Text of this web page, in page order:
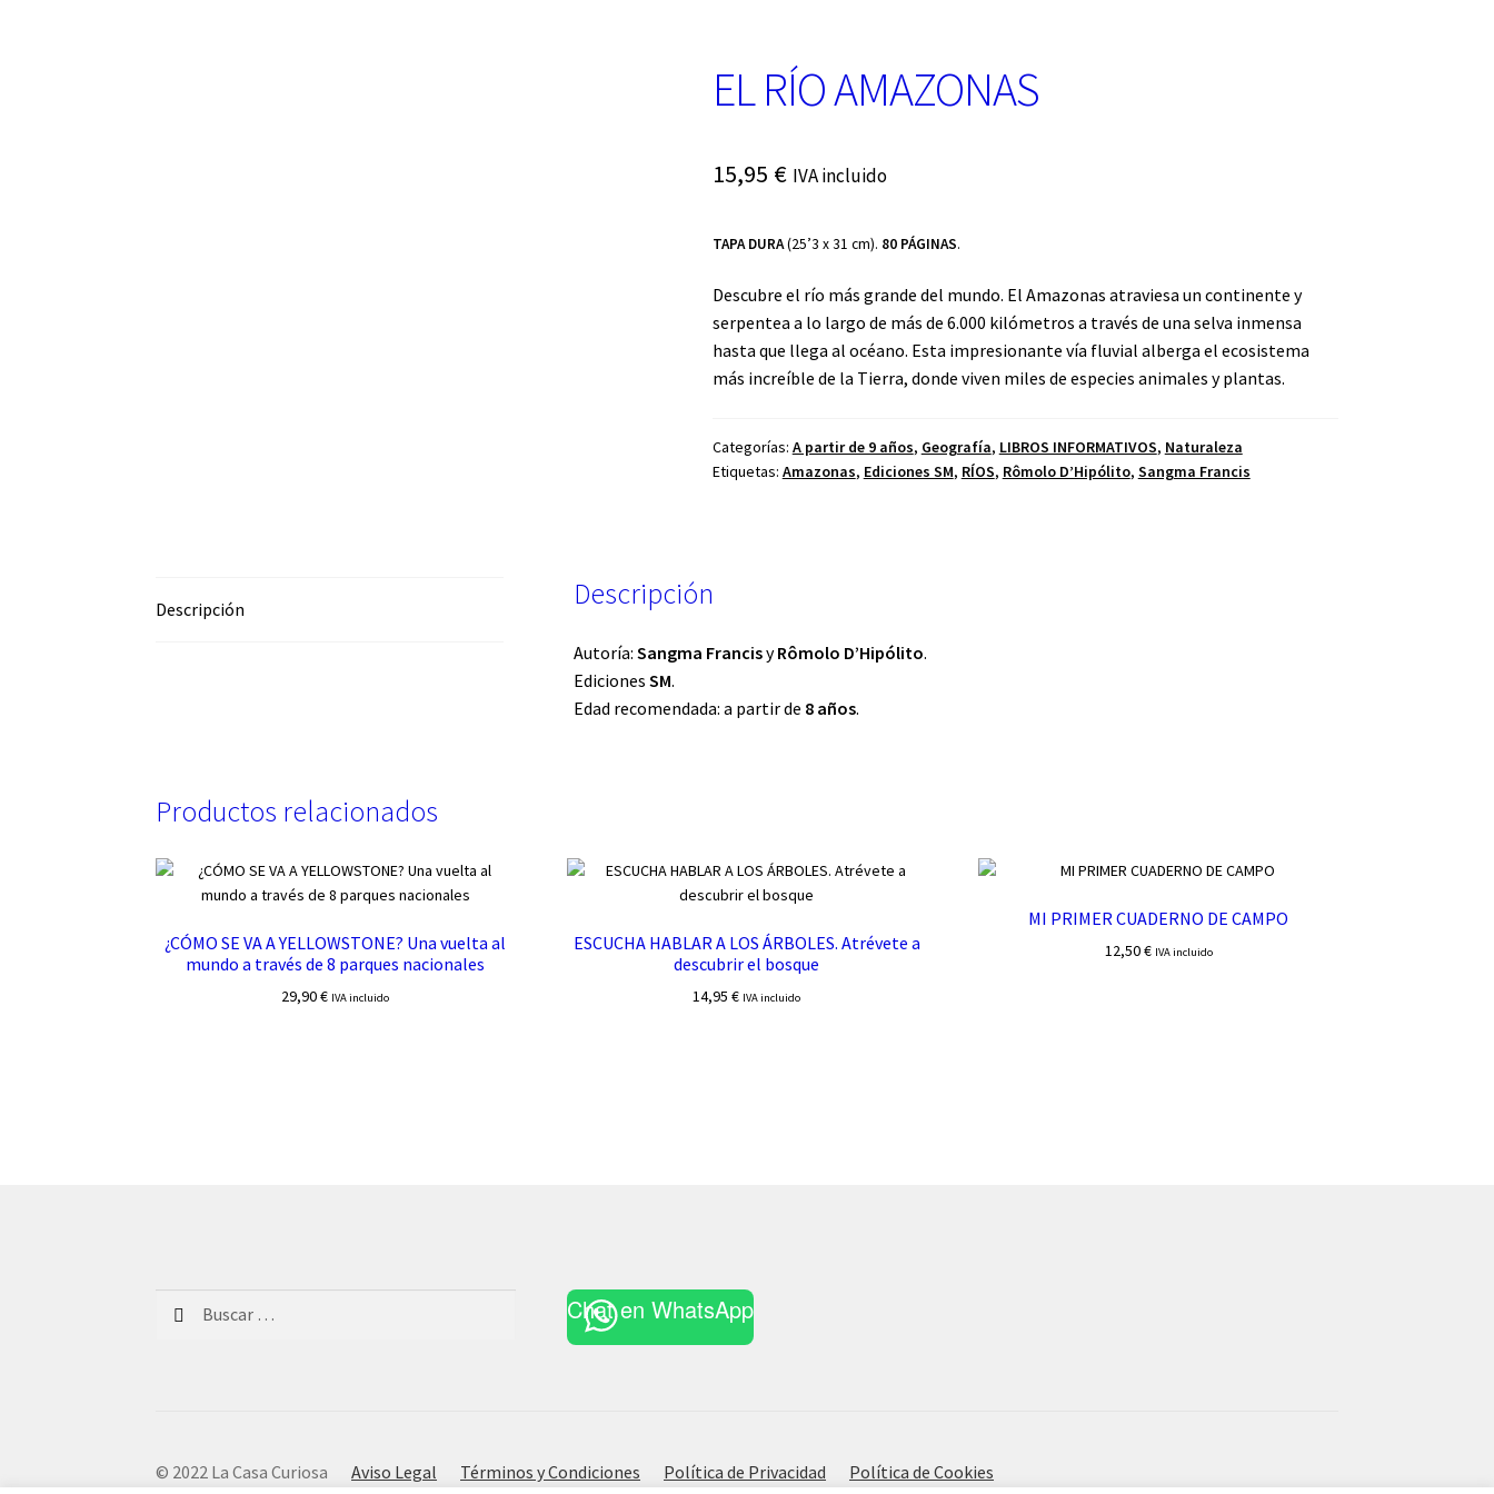
EL RÍO AMAZONAS
15,95 € IVA incluido
TAPA DURA(25’3 x 31 cm). 80 PÁGINAS.
Descubre el río más grande del mundo. El Amazonas atraviesa un continente y
serpentea a lo largo de más de 6.000 kilómetros a través de una selva inmensa
hasta que llega al océano. Esta impresionante vía fluvial alberga el ecosistema
más increíble de la Tierra, donde viven miles de especies animales y plantas.
Categorías: A partir de 9 años, Geografía, LIBROS INFORMATIVOS, Naturaleza
Etiquetas: Amazonas, Ediciones SM, RÍOS, Rômolo D’Hipólito, Sangma Francis
Descripción Descripción
Autoría: Sangma FrancisyRômolo D’Hipólito.
Ediciones SM.
Edad recomendada: a partir de 8 años.
Productos relacionados
¿CÓMO SE VA A YELLOWSTONE? Una vuelta al
mundo a través de 8 parques nacionales
29,90€ IVA incluido
ESCUCHA HABLAR A LOS ÁRBOLES. Atrévete a
descubrir el bosque
14,95€ IVA incluido
MI PRIMER CUADERNO DE CAMPO
12,50€ IVA incluido
Chat en WhatsApp
© 2022 La Casa CuriosaAviso Legal Términos y Condiciones Política de Privacidad Política de Cookies